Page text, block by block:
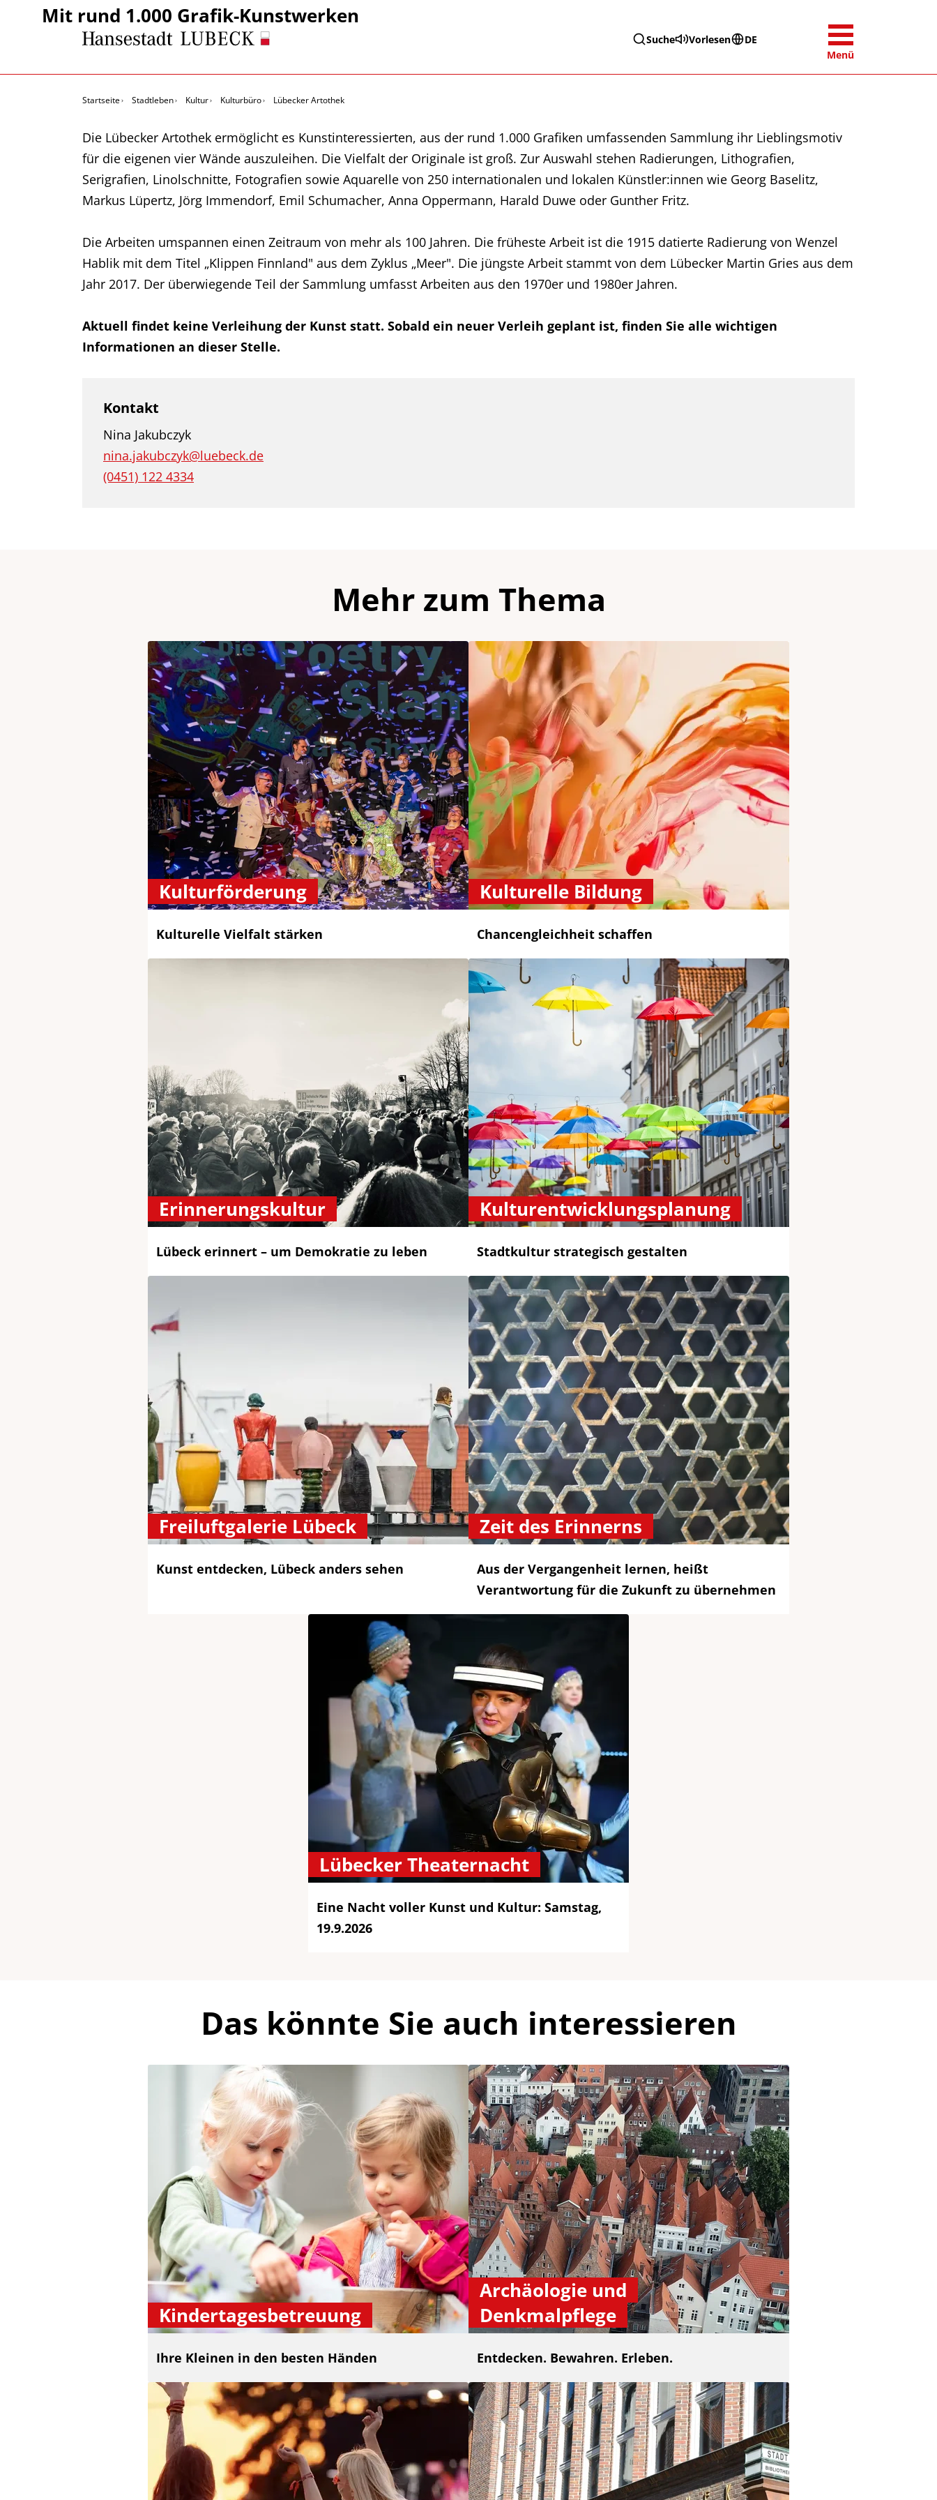
Suche Vorlesen
DE
Menü
Mit rund 1.000 Grafik-Kunstwerken
Startseite Stadtleben Kultur Kulturbüro Lübecker Artothek
Die Lübecker Artothek ermöglicht es Kunstinteressierten, aus der rund 1.000 Grafiken umfassenden Sammlung ihr Lieblingsmotiv
für die eigenen vier Wände auszuleihen. Die Vielfalt der Originale ist groß. Zur Auswahl stehen Radierungen, Lithografien,
Serigrafien, Linolschnitte, Fotografien sowie Aquarelle von 250 internationalen und lokalen Künstler:innen wie Georg Baselitz,
Markus Lüpertz, Jörg Immendorf, Emil Schumacher, Anna Oppermann, Harald Duwe oder Gunther Fritz.
Die Arbeiten umspannen einen Zeitraum von mehr als 100 Jahren. Die früheste Arbeit ist die 1915 datierte Radierung von Wenzel
Hablik mit dem Titel „Klippen Finnland" aus dem Zyklus „Meer". Die jüngste Arbeit stammt von dem Lübecker Martin Gries aus dem
Jahr 2017. Der überwiegende Teil der Sammlung umfasst Arbeiten aus den 1970er und 1980er Jahren.
Aktuell findet keine Verleihung der Kunst statt. Sobald ein neuer Verleih geplant ist, finden Sie alle wichtigen
Informationen an dieser Stelle.
Kontakt
Nina Jakubczyk
nina.jakubczyk@luebeck.de
(0451) 122 4334
Mehr zum Thema
Kulturförderung
Kulturelle Vielfalt stärken
Kulturelle Bildung
Chancengleichheit schaffen
Erinnerungskultur
Lübeck erinnert – um Demokratie zu leben
Kulturentwicklungsplanung
Stadtkultur strategisch gestalten
Freiluftgalerie Lübeck
Kunst entdecken, Lübeck anders sehen
Zeit des Erinnerns
Aus der Vergangenheit lernen, heißt
Verantwortung für die Zukunft zu übernehmen
Lübecker Theaternacht
Eine Nacht voller Kunst und Kultur: Samstag,
19.9.2026
Das könnte Sie auch interessieren
Kindertagesbetreuung
Ihre Kleinen in den besten Händen
Archäologie und
Denkmalpflege
Entdecken. Bewahren. Erleben.